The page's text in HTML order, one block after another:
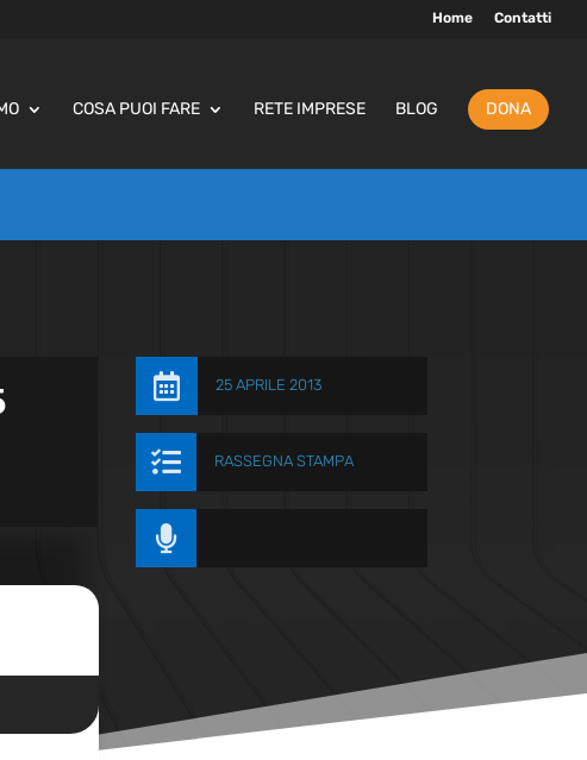
Home Contatti
COSA PUOI FARE RETE IMPRESE BLOG DONA
 25 APRILE 2013
 RASSEGNA STAMPA
